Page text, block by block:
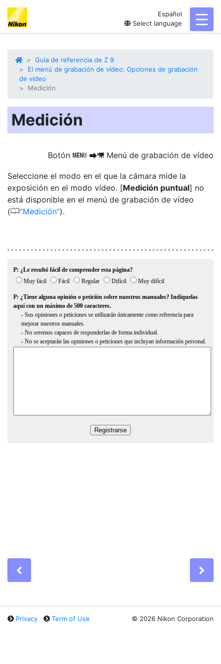
Español
Select language
Guia de referencia de Z 9
El menú de grabación de vídeo: Opciones de grabación
de vídeo
Medición
Medición
Botón G U1 Menú de grabación de vídeo
Seleccione el modo en el que la cámara mide la
exposición en el modo vídeo. [Medición puntual] no
está disponible en el menú de grabación de vídeo
(0 Medición ).
Privacy Term of Use © 2026 Nikon Corporation